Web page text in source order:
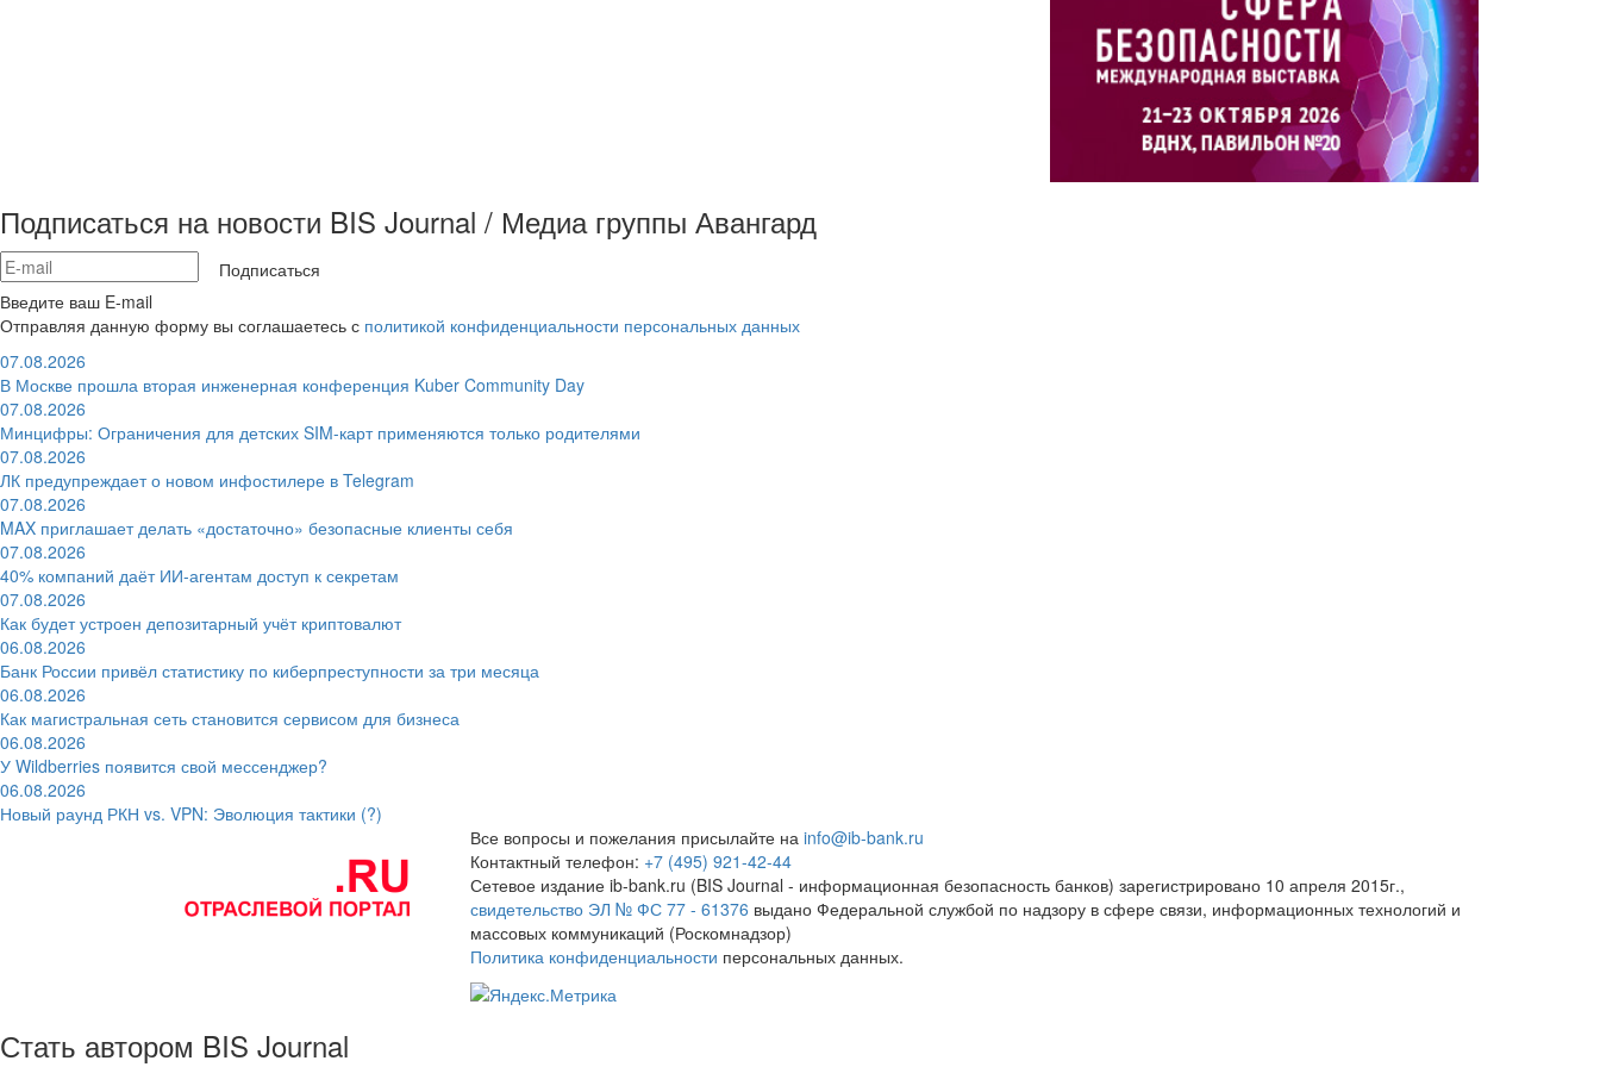
Подписаться на новости BIS Journal / Медиа группы Авангард
Подписаться
Введите ваш E-mail
Отправляя данную форму вы соглашаетесь с политикой конфиденциальности персональных данных
07.08.2026
В Москве прошла вторая инженерная конференция Kuber Community Day
07.08.2026
Минцифры: Ограничения для детских SIM-карт применяются только родителями
07.08.2026
ЛК предупреждает о новом инфостилере в Telegram
07.08.2026
MAX приглашает делать «достаточно» безопасные клиенты себя
07.08.2026
40% компаний даёт ИИ‑агентам доступ к секретам
07.08.2026
Как будет устроен депозитарный учёт криптовалют
06.08.2026
Банк России привёл статистику по киберпреступности за три месяца
06.08.2026
Как магистральная сеть становится сервисом для бизнеса
06.08.2026
У Wildberries появится свой мессенджер?
06.08.2026
Новый раунд РКН vs. VPN: Эволюция тактики (?)
Все вопросы и пожелания присылайте на info@ib-bank.ru
Контактный телефон: +7 (495) 921-42-44
Сетевое издание ib-bank.ru (BIS Journal - информационная безопасность банков) зарегистрировано 10 апреля 2015г.,
свидетельство ЭЛ № ФС 77 - 61376 выдано Федеральной службой по надзору в сфере связи, информационных технологий и
массовых коммуникаций (Роскомнадзор)
Политика конфиденциальности персональных данных.
Стать автором BIS Journal